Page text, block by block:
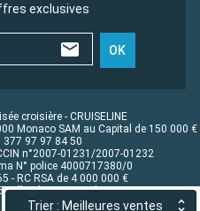
Trier : Meilleures ventes
exclusives
OK
croisière - CRUISELINE
Monaco SAM au Capital de 150 000 €
377 97 97 84 50
n°2007-01231/2007-01232
N° police 4000717380/0
- RC RSA de 4 000 000 €
- all rights reserved